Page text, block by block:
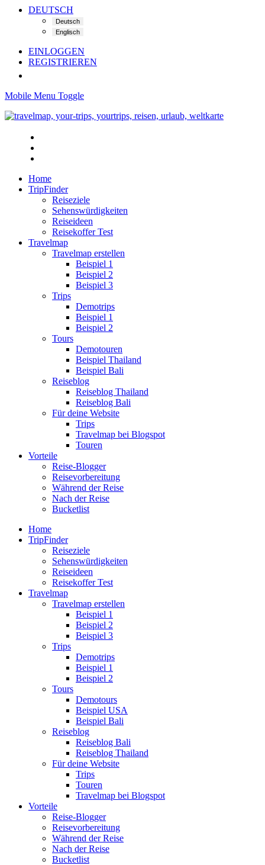
DEUTSCH
EINLOGGEN
REGISTRIEREN
Mobile Menu Toggle
Home
TripFinder
Reiseziele
Sehenswürdigkeiten
Reiseideen
Reisekoffer Test
Travelmap
Travelmap erstellen
Beispiel 1
Beispiel 2
Beispiel 3
Trips
Demotrips
Beispiel 1
Beispiel 2
Tours
Demotouren
Beispiel Thailand
Beispiel Bali
Reiseblog
Reiseblog Thailand
Reiseblog Bali
Für deine Website
Trips
Travelmap bei Blogspot
Touren
Vorteile
Reise-Blogger
Reisevorbereitung
Während der Reise
Nach der Reise
Bucketlist
Home
TripFinder
Reiseziele
Sehenswürdigkeiten
Reiseideen
Reisekoffer Test
Travelmap
Travelmap erstellen
Beispiel 1
Beispiel 2
Beispiel 3
Trips
Demotrips
Beispiel 1
Beispiel 2
Tours
Demotours
Beispiel USA
Beispiel Bali
Reiseblog
Reiseblog Bali
Reiseblog Thailand
Für deine Website
Trips
Touren
Travelmap bei Blogspot
Vorteile
Reise-Blogger
Reisevorbereitung
Während der Reise
Nach der Reise
Bucketlist